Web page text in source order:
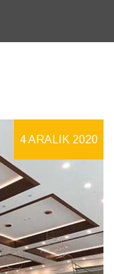
4 ARALIK 2020